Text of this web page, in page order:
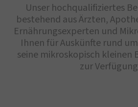
Unser hochqualifiziertes
bestehend aus Ärzten,
Ernährungsexperten und
Ihnen für Auskünfte rund
seine mikroskopisch kleinen
zur